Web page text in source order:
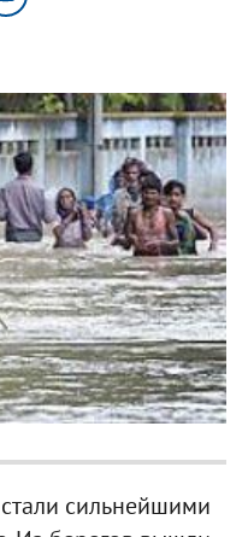
сильнейшими